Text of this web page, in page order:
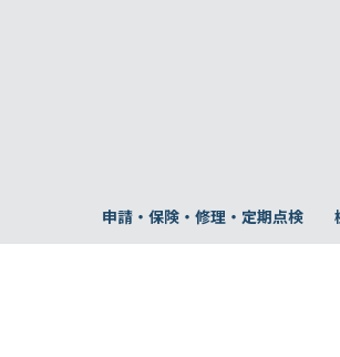
申請・保険・修理・定期点検